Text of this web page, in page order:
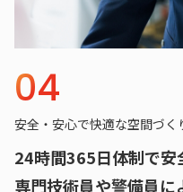
04
安全・安心で快適な空間づく
24時間365日体制で安
専門技術員や警備員